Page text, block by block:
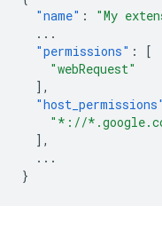
"name" : "My
...
"permissions" :
[
"webRequest"
],
"host_permissions"
"*://
],
...
}